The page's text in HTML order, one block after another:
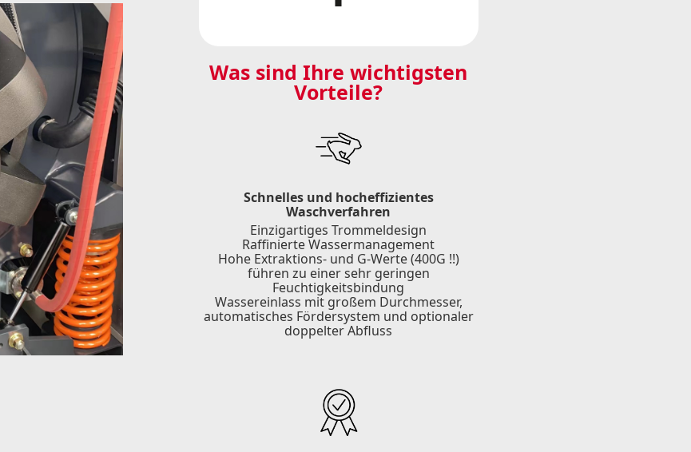
Was sind Ihre wichtigsten
Vorteile?
Schnelles und hocheffizientes
Waschverfahren
Einzigartiges Trommeldesign
Raffinierte Wassermanagement
Hohe Extraktions- und G-Werte (400G !!)
führen zu einer sehr geringen
Feuchtigkeitsbindung
Wassereinlass mit großem Durchmesser,
automatisches Fördersystem und optionaler
doppelter Abfluss